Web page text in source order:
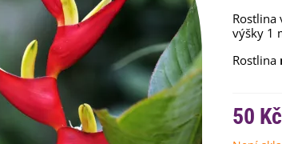
Rostlina
výšky 1
Rostlina
50 Kč